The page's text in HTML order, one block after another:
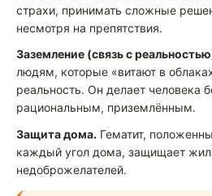
страхи, принимать сложные
несмотря на препятствия.
Заземление (связь с
людям, которые «витают в
реальность. Он делает человека
рациональным, приземлённым.
Защита дома. Гематит,
каждый угол дома, защищает
недоброжелателей.